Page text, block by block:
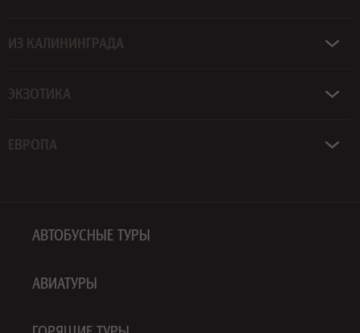
ИЗ КАЛИНИНГРАДА
ЭКЗОТИКА
ЕВРОПА
АВТОБУСНЫЕ ТУРЫ
АВИАТУРЫ